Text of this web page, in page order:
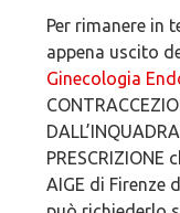
Per rimanere in
appena uscito
Ginecologia
AIGE di Firenze